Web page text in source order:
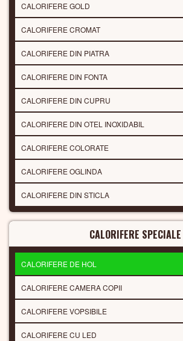
CALORIFERE GOLD
CALORIFERE CROMAT
CALORIFERE DIN PIATRA
CALORIFERE DIN FONTA
CALORIFERE DIN CUPRU
CALORIFERE DIN OTEL INOXIDABIL
CALORIFERE COLORATE
CALORIFERE OGLINDA
CALORIFERE DIN STICLA
CALORIFERE SPECIALE
CALORIFERE DE HOL
CALORIFERE CAMERA COPII
CALORIFERE VOPSIBILE
CALORIFERE CU LED